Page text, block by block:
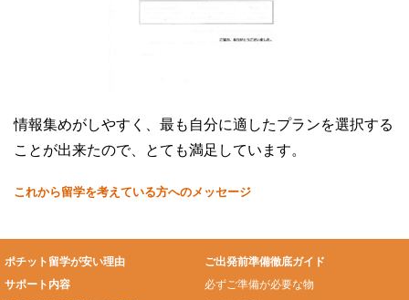
情報集めがしやすく、最も自分に適したプランを選択する
ことが出来たので、とても満足しています。
これから留学を考えている方へのメッセージ
ポチット留学が安い理由
サポート内容
ご出発前準備徹底ガイド
必ずご準備が必要な物